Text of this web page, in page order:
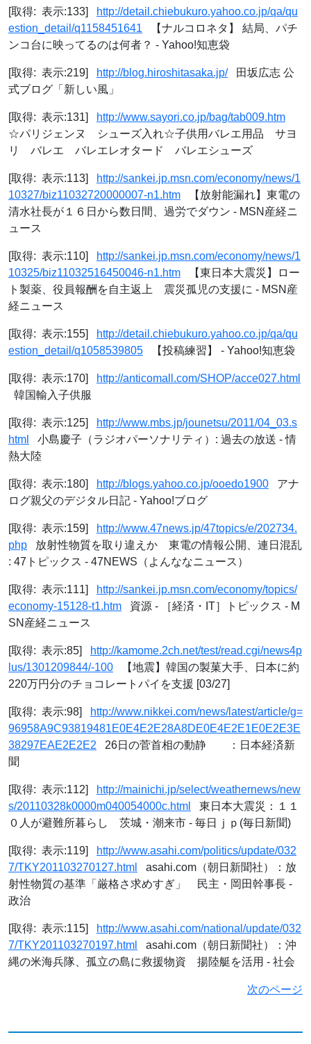
[取得: 表示:133]
http://detail.chiebukuro.yahoo.co.jp/qa/qu
estion_detail/q1158451641 【ナルコロネタ】 結局、パチ
ンコ台に映ってるのは何者？ - Yahoo!知恵袋
[取得: 表示:219] http://blog.hiroshitasaka.jp/田坂広志 公
式ブログ「新しい風」
[取得: 表示:131]
http://www.sayori.co.jp/bag/tab009.htm
☆パリジェンヌ シューズ入れ☆子供用バレエ用品 サヨ
リ バレエ バレエレオタード バレエシューズ
[取得: 表示:113]
http://sankei.jp.msn.com/economy/news/1
10327/biz11032720000007-n1.htm 【放射能漏れ】東電の
清水社長が１６日から数日間、過労でダウン - MSN産経ニ
ュース
[取得: 表示:110]
http://sankei.jp.msn.com/economy/news/1
10325/biz11032516450046-n1.htm 【東日本大震災】ロー
ト製薬、役員報酬を自主返上 震災孤児の支援に - MSN産
経ニュース
[取得: 表示:155]
http://detail.chiebukuro.yahoo.co.jp/qa/qu
estion_detail/q1058539805 【投稿練習】 - Yahoo!知恵袋
[取得: 表示:170]
http://anticomall.com/SHOP/acce027.html
韓国輸入子供服
[取得: 表示:125]
http://www.mbs.jp/jounetsu/2011/04_03.s
html
小島慶子（ラジオパーソナリティ）: 過去の放送 - 情
熱大陸
[取得: 表示:180] http://blogs.yahoo.co.jp/ooedo1900 アナ
ログ親父のデジタル日記 - Yahoo!ブログ
[取得: 表示:159]
http://www.47news.jp/47topics/e/202734.
php 放射性物質を取り違えか 東電の情報公開、連日混乱
: 47トピックス - 47NEWS（よんななニュース）
[取得: 表示:111]
http://sankei.jp.msn.com/economy/topics/
economy-15128-t1.htm 資源 - ［経済・IT］トピックス - M
SN産経ニュース
[取得: 表示:85]
http://kamome.2ch.net/test/read.cgi/news4p
lus/1301209844/-100 【地震】韓国の製菓大手、日本に約
220万円分のチョコレートパイを支援 [03/27]
[取得: 表示:98]
http://www.nikkei.com/news/latest/article/g=
96958A9C93819481E0E4E2E28A8DE0E4E2E1E0E2E3E
38297EAE2E2E2 26日の菅首相の動静 ：日本経済新
聞
[取得: 表示:112]
http://mainichi.jp/select/weathernews/new
s/20110328k0000m040054000c.html
東日本大震災：１１
０人が避難所暮らし 茨城・潮来市 - 毎日ｊｐ(毎日新聞)
[取得: 表示:119]
http://www.asahi.com/politics/update/032
7/TKY201103270127.html
asahi.com（朝日新聞社）：放
射性物質の基準「厳格さ求めすぎ」 民主・岡田幹事長 -
政治
[取得: 表示:115]
http://www.asahi.com/national/update/032
7/TKY201103270197.html
asahi.com（朝日新聞社）：沖
縄の米海兵隊、孤立の島に救援物資 揚陸艇を活用 - 社会
次のページ